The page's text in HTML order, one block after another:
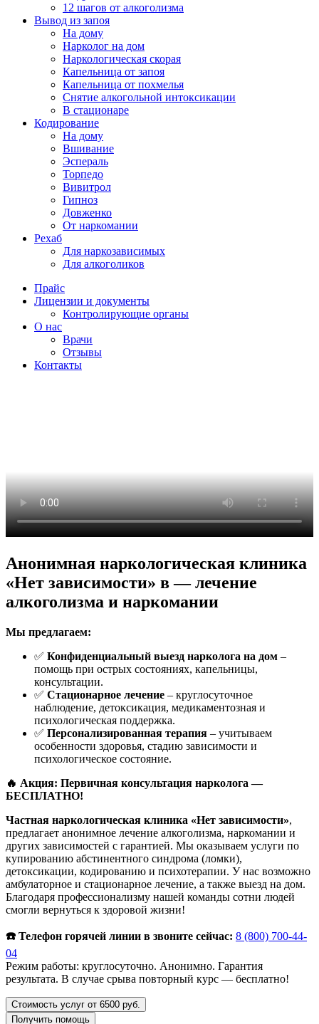
12 шагов от алкоголизма
Вывод из запоя
На дому
Нарколог на дом
Наркологическая скорая
Капельница от запоя
Капельница от похмелья
Снятие алкогольной интоксикации
В стационаре
Кодирование
На дому
Вшивание
Эспераль
Торпедо
Вивитрол
Гипноз
Довженко
От наркомании
Рехаб
Для наркозависимых
Для алкоголиков
Прайс
Лицензии и документы
Контролирующие органы
О нас
Врачи
Отзывы
Контакты
Анонимная наркологическая клиника
«Нет зависимости» в — лечение
алкоголизма и наркомании
Мы предлагаем:
✅ Конфиденциальный выезд нарколога на дом –
помощь при острых состояниях, капельницы,
консультации.
✅ Стационарное лечение – круглосуточное
наблюдение, детоксикация, медикаментозная и
психологическая поддержка.
✅ Персонализированная терапия – учитываем
особенности здоровья, стадию зависимости и
психологическое состояние.
🔥 Акция: Первичная консультация нарколога —
БЕСПЛАТНО!
Частная наркологическая клиника «Нет зависимости»,
предлагает анонимное лечение алкоголизма, наркомании и
других зависимостей с гарантией. Мы оказываем услуги по
купированию абстинентного синдрома (ломки),
детоксикации, кодированию и психотерапии. У нас возможно
амбулаторное и стационарное лечение, а также выезд на дом.
Благодаря профессионализму нашей команды сотни людей
смогли вернуться к здоровой жизни!
☎️ Телефон горячей линии в звоните сейчас: 8 (800) 700-44-
04
Режим работы: круглосуточно. Анонимно. Гарантия
результата. В случае срыва повторный курс — бесплатно!
Стоимость услуг от 6500 руб.
Получить помощь